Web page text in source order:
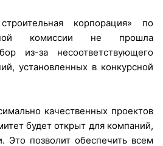
корпорация» по
комиссии не прошла
из-за несоответствующего
установленных в конкурсной
качественных проектов
будет открыт для компаний,
Это позволит обеспечить всем